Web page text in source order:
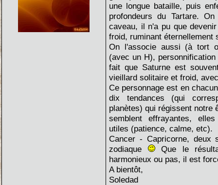
une longue bataille, puis
profondeurs du Tartare.
caveau, il n'a pu que
froid, ruminant éternellement
On l'associe aussi (à tort
(avec un H),
fait que Saturne est
vieillard solitaire et froid,
Ce personnage est en
dix tendances (qui
planètes) qui régissent notre
semblent effrayantes,
utiles (patience, calme, etc).
Cancer - Capricorne, deux
zodiaque
Que le
harmonieux ou pas, il est
A bientôt,
Soledad